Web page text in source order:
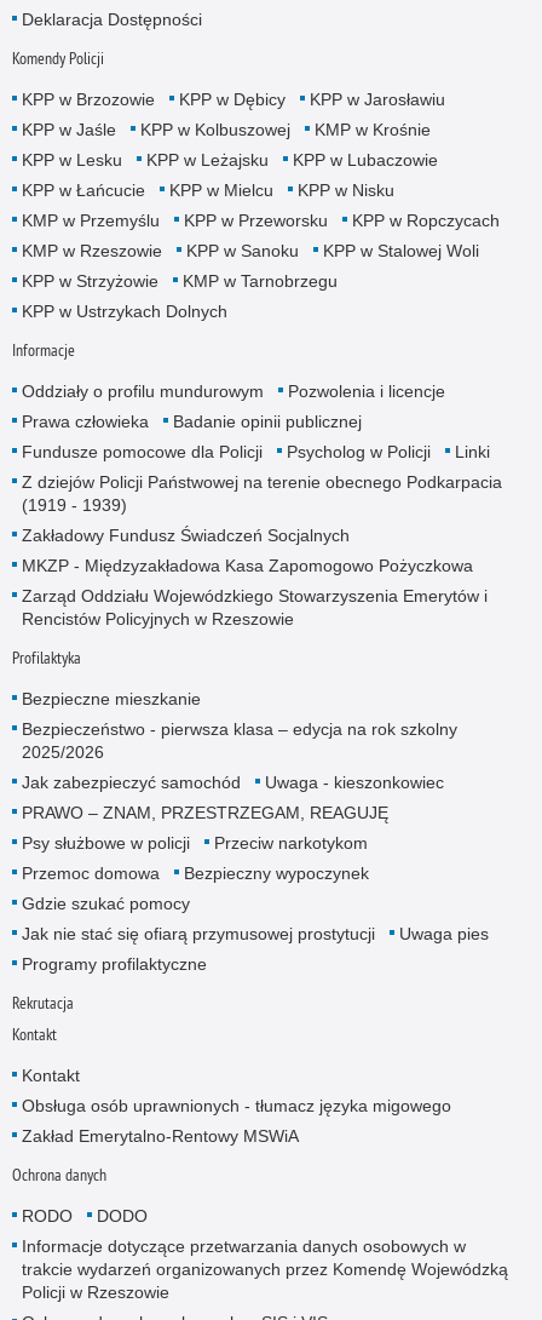
Deklaracja Dostępności
Komendy Policji
KPP w Brzozowie KPP w Dębicy
KPP w Jarosławiu
KPP w Jaśle
KPP w Kolbuszowej
KMP w Krośnie
KPP w Lesku
KPP w Leżajsku
KPP w Lubaczowie
KPP w Łańcucie
KPP w Mielcu
KPP w Nisku
KMP w Przemyślu
KPP w Przeworsku
KPP w Ropczycach
KMP w Rzeszowie
KPP w Sanoku
KPP w Stalowej Woli
KPP w Strzyżowie
KMP w Tarnobrzegu
KPP w Ustrzykach Dolnych
Informacje
Oddziały o profilu mundurowym
Pozwolenia i licencje
Prawa człowieka
Badanie opinii publicznej
Fundusze pomocowe dla Policji
Psycholog w Policji
Linki
Z dziejów Policji Państwowej na terenie obecnego Podkarpacia
(1919 - 1939)
Zakładowy Fundusz Świadczeń Socjalnych
MKZP - Międzyzakładowa Kasa Zapomogowo Pożyczkowa
Zarząd Oddziału Wojewódzkiego Stowarzyszenia Emerytów i
Rencistów Policyjnych w Rzeszowie
Profilaktyka
Bezpieczne mieszkanie
Bezpieczeństwo - pierwsza klasa – edycja na rok szkolny
2025/2026
Jak zabezpieczyć samochód
Uwaga - kieszonkowiec
PRAWO – ZNAM, PRZESTRZEGAM, REAGUJĘ
Psy służbowe w policji
Przeciw narkotykom
Przemoc domowa
Bezpieczny wypoczynek
Gdzie szukać pomocy
Jak nie stać się ofiarą przymusowej prostytucji
Uwaga pies
Programy profilaktyczne
Rekrutacja
Kontakt
Kontakt
Obsługa osób uprawnionych - tłumacz języka migowego
Zakład Emerytalno-Rentowy MSWiA
Ochrona danych
RODO
DODO
Informacje dotyczące przetwarzania danych osobowych w
trakcie wydarzeń organizowanych przez Komendę Wojewódzką
Policji w Rzeszowie